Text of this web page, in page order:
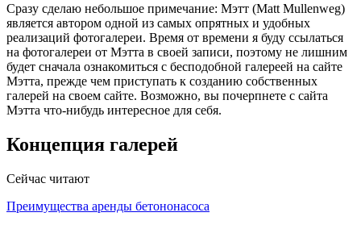
Сразу сделаю небольшое примечание: Мэтт (Matt Mullenweg)
является автором одной из самых опрятных и удобных
реализаций фотогалереи. Время от времени я буду ссылаться
на фотогалереи от Мэтта в своей записи, поэтому не лишним
будет сначала ознакомиться с бесподобной галереей на сайте
Мэтта, прежде чем приступать к созданию собственных
галерей на своем сайте. Возможно, вы почерпнете с сайта
Мэтта что-нибудь интересное для себя.
Концепция галерей
Сейчас читают
Преимущества аренды бетононасоса